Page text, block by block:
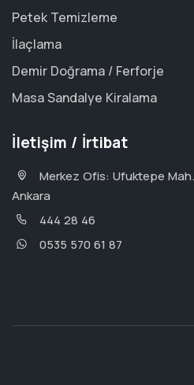
Petek Temizleme
İlaçlama
Demir Doğrama / Ferforje
Masa Sandalye Kiralama
İletişim / İrtibat
Merkez Ofis: Ufuktepe
Ankara
444 28 46
0535 570 61 87